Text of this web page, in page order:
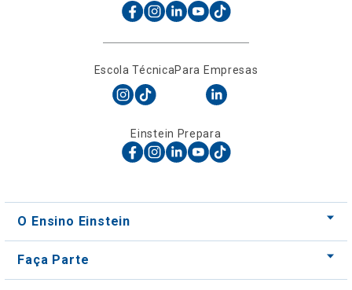
Escola TécnicaPara Empresas
Einstein Prepara
O Ensino Einstein
Faça Parte